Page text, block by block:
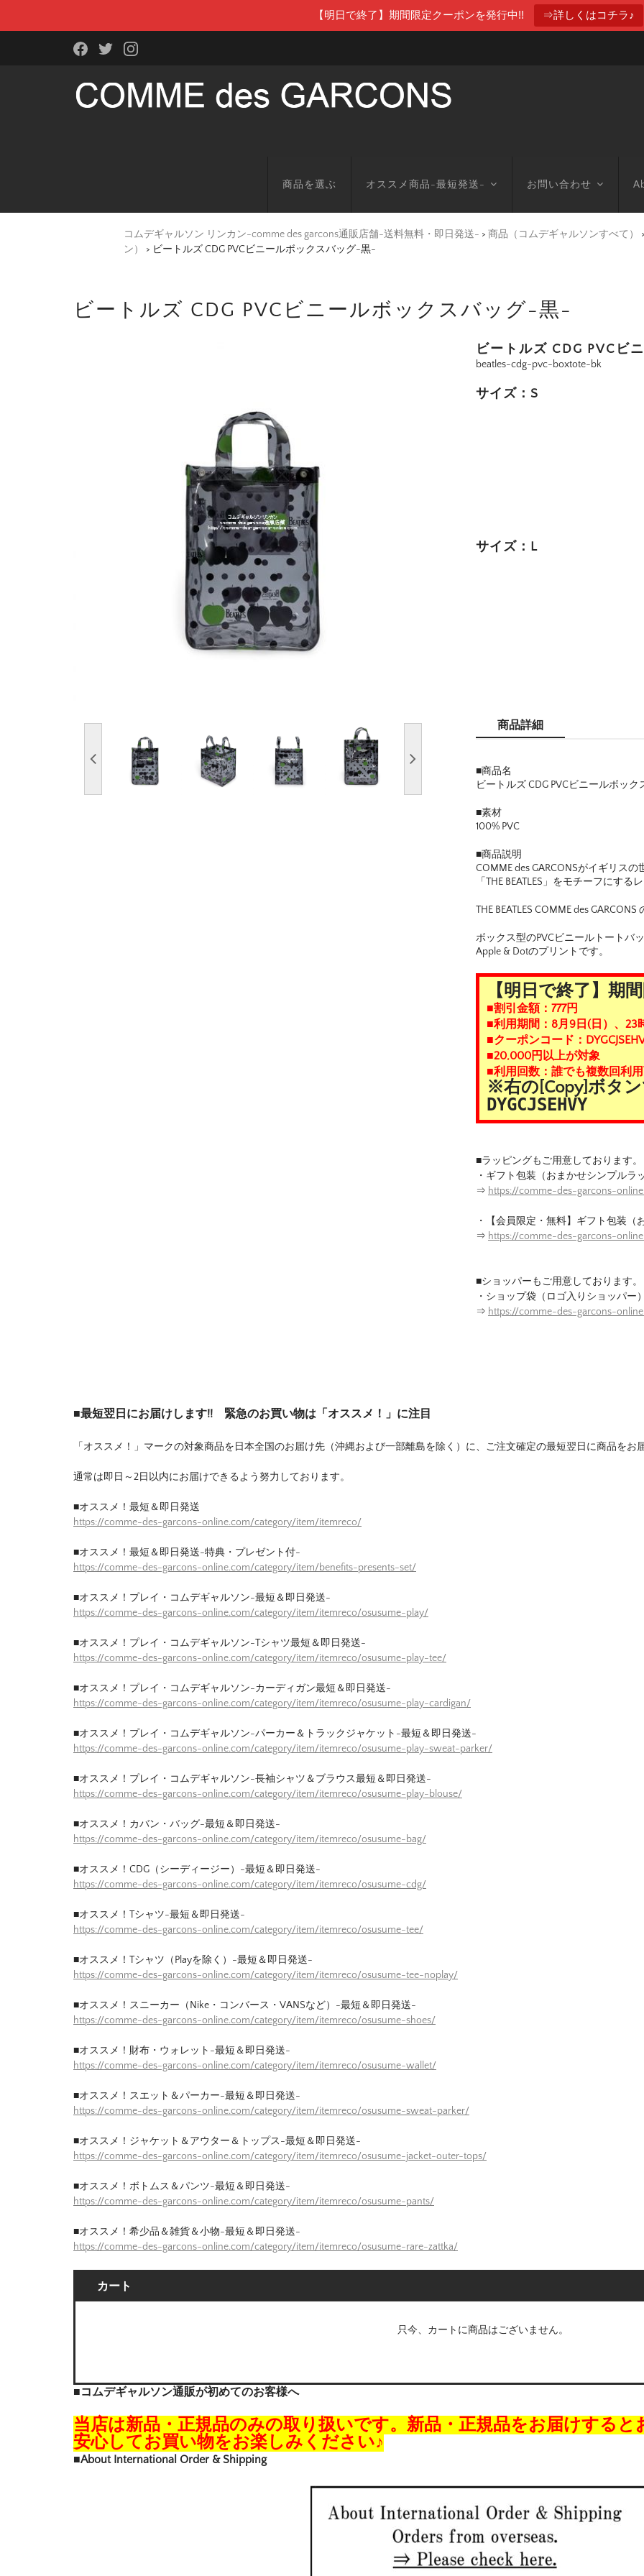
【明日で終了】期間限定クーポンを発行中!! ⇒詳しくはコチラ♪
商品を選ぶ オススメ商品-最短発送- お問い合わせ
コムデギャルソン リンカン-comme des garcons通販店舗-送料無料・即日発送- > 商品（コムデギャルソンすべて） >
ン）
> ビートルズ CDG PVCビニールボックスバッグ-黒-
ビートルズ CDG PVCビニールボックスバッグ-黒-
ビートルズ CDG PVCビ
beatles-cdg-pvc-boxtote-bk
サイズ：S
サイズ：L
商品詳細
■商品名
ビートルズ CDG PVCビニールボッ
■素材
100% PVC
■商品説明
COMME des GARCONSがイギリス
「THE BEATLES」をモチーフにする
THE BEATLES COMME des GARCONS
ボックス型のPVCビニールトートバッ
Apple & Dotのプリントです。
【明日で終了】期
■割引金額：777円
■利用期間：8月9日(日）、23
■クーポンコード：
■20,000円以上が対象
■利用回数：誰でも複数回利
※右の[Copy]ボタ
DYGCJSEHVY
■ラッピングもご用意しております。
・ギフト包装（おまかせシンプルラ
⇒ https://comme-des-garcons-
・【会員限定・無料】ギフト包装（
⇒ https://comme-des-garcons-
■ショッパーもご用意しております。
・ショップ袋（ロゴ入りショッパー）
⇒ https://comme-des-garcons-
■最短翌日にお届けします!! 緊急のお買い物は「オススメ！」に注目
「オススメ！」マークの対象商品を日本全国のお届け先（沖縄および一部離島を除く）に、ご注文確定の最短翌日に商品をお
通常は即日～2日以内にお届けできるよう努力しております。
■オススメ！最短＆即日発送
https://comme-des-garcons-online.com/category/item/itemreco/
■オススメ！最短＆即日発送-特典・プレゼント付-
https://comme-des-garcons-online.com/category/item/benefits-presents-set/
■オススメ！プレイ・コムデギャルソン-最短＆即日発送-
https://comme-des-garcons-online.com/category/item/itemreco/osusume-play/
■オススメ！プレイ・コムデギャルソン-Tシャツ最短＆即日発送-
https://comme-des-garcons-online.com/category/item/itemreco/osusume-play-tee/
■オススメ！プレイ・コムデギャルソン-カーディガン最短＆即日発送-
https://comme-des-garcons-online.com/category/item/itemreco/osusume-play-cardigan/
■オススメ！プレイ・コムデギャルソン-パーカー＆トラックジャケット-最短＆即日発送-
https://comme-des-garcons-online.com/category/item/itemreco/osusume-play-sweat-parker/
■オススメ！プレイ・コムデギャルソン-長袖シャツ＆ブラウス最短＆即日発送-
https://comme-des-garcons-online.com/category/item/itemreco/osusume-play-blouse/
■オススメ！カバン・バッグ-最短＆即日発送-
https://comme-des-garcons-online.com/category/item/itemreco/osusume-bag/
■オススメ！CDG（シーディージー）-最短＆即日発送-
https://comme-des-garcons-online.com/category/item/itemreco/osusume-cdg/
■オススメ！Tシャツ-最短＆即日発送-
https://comme-des-garcons-online.com/category/item/itemreco/osusume-tee/
■オススメ！Tシャツ（Playを除く）-最短＆即日発送-
https://comme-des-garcons-online.com/category/item/itemreco/osusume-tee-noplay/
■オススメ！スニーカー（Nike・コンバース・VANSなど）-最短＆即日発送-
https://comme-des-garcons-online.com/category/item/itemreco/osusume-shoes/
■オススメ！財布・ウォレット-最短＆即日発送-
https://comme-des-garcons-online.com/category/item/itemreco/osusume-wallet/
■オススメ！スエット＆パーカー-最短＆即日発送-
https://comme-des-garcons-online.com/category/item/itemreco/osusume-sweat-parker/
■オススメ！ジャケット＆アウター＆トップス-最短＆即日発送-
https://comme-des-garcons-online.com/category/item/itemreco/osusume-jacket-outer-tops/
■オススメ！ボトムス＆パンツ-最短＆即日発送-
https://comme-des-garcons-online.com/category/item/itemreco/osusume-pants/
■オススメ！希少品＆雑貨＆小物-最短＆即日発送-
https://comme-des-garcons-online.com/category/item/itemreco/osusume-rare-zattka/
カート
只今、カートに商品はございません。
■コムデギャルソン通販が初めてのお客様へ
当店は新品・正規品のみの取り扱いです。新品・正規品をお届けすると
安心してお買い物をお楽しみください♪
■About International Order & Shipping